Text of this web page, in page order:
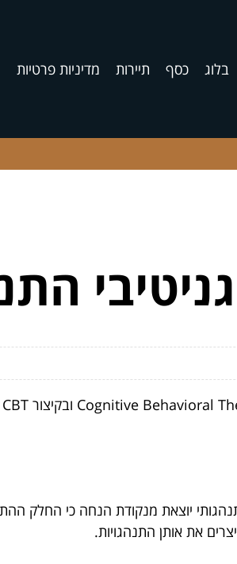
בלוג כסף תיירות מדיניות פרטיות
יוצאת מנקודת הנחה כי החלק
את אותן התנהגויות.